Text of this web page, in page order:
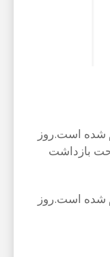
شده است.روز
تحت بازداشت
شده است.روز